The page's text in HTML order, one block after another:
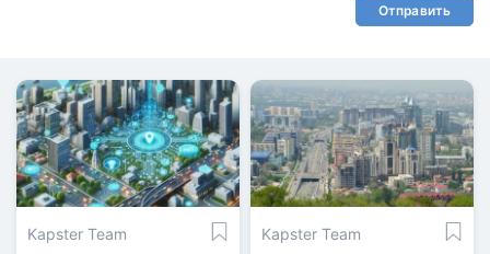
Отправить
Kapster Team
Kapster Team